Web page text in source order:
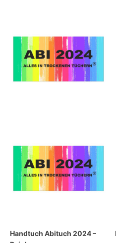
Handtuch Abituch 2024 –